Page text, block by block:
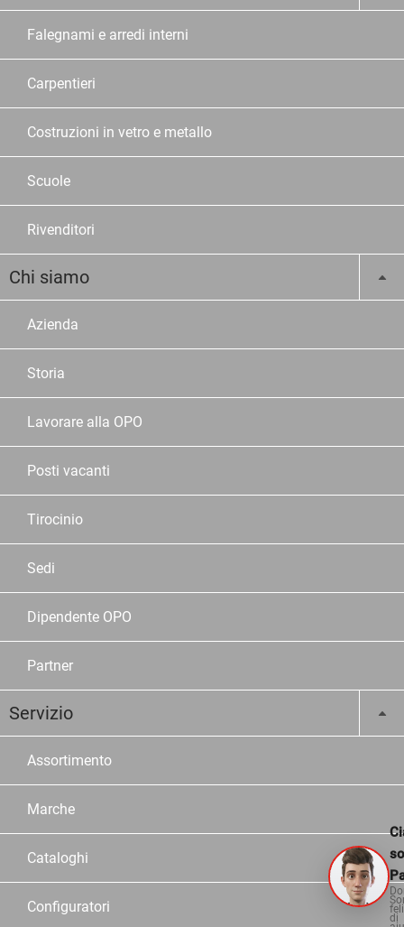
Falegnami e arredi interni
Carpentieri
Costruzioni in vetro e metallo
Scuole
Rivenditori
Chi siamo
Azienda
Storia
Lavorare alla OPO
Posti vacanti
Tirocinio
Sedi
Dipendente OPO
Partner
Servizio
Assortimento
Marche
Cataloghi
Configuratori
di